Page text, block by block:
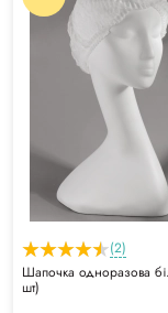
(2)
Шапочка одноразова
шт)